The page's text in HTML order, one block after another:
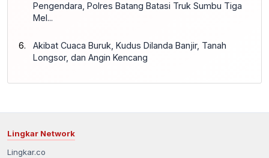
Pengendara, Polres Batang Batasi Truk Sumbu Tiga
Mel...
Akibat Cuaca Buruk, Kudus Dilanda Banjir, Tanah
Longsor, dan Angin Kencang
Lingkar Network
Lingkar.co